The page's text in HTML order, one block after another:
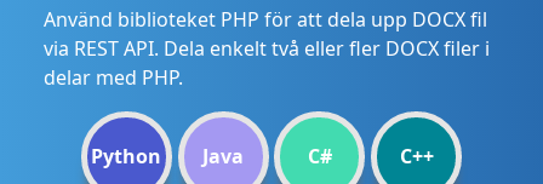
Använd biblioteket PHP för att dela upp DOCX fil
via REST API. Dela enkelt två eller fler DOCX filer i
delar med PHP.
Python Java C# C++